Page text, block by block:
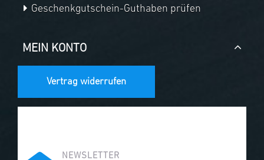
Geschenkgutschein-Guthaben prüfen
MEIN KONTO
Vertrag widerrufen
NEWSLETTER